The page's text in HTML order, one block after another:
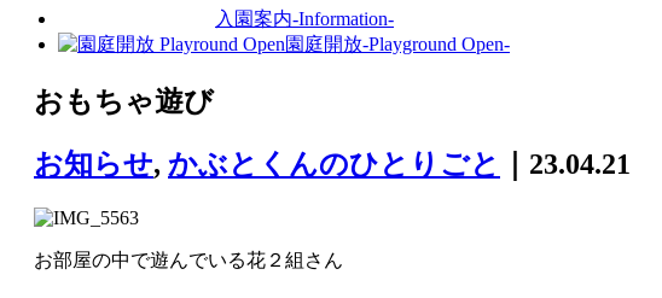
入園案内-Information-
園庭開放-Playground Open-
おもちゃ遊び
お知らせ, かぶとくんのひとりごと ｜23.04.21
お部屋の中で遊んでいる花２組さん